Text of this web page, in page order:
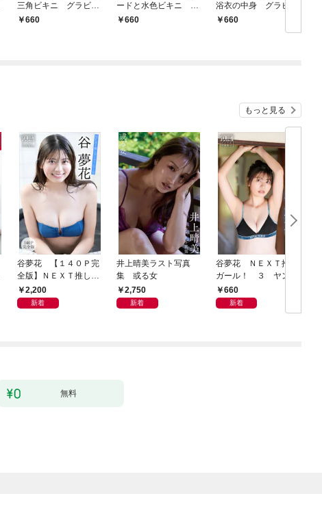
三角ビキニ グラビア
学園660
ードと水色ビキニ グ
ラビア学園
660
浴衣の中身 グラビア
学園660
もっと見る
谷夢花 【１４０Ｐ完
全版】ＮＥＸＴ推しガ
ール！ １～４ ヤン
マガデジタル写真集
2,200
新着
井上晴美ラスト写真
集 或る女
2,750
新着
谷夢花 ＮＥＸＴ推し
ガール！ ３ ヤンマ
ガデジタル写真集
660
新着
無料